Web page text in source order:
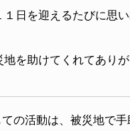
１日を迎えるたびに思
地を助けてくれてあり
の活動は、被災地で